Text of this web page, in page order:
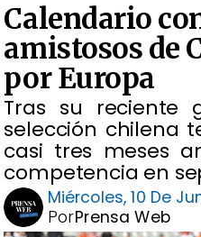
Calendario
amistosos de
por Europa
Tras su reciente
selección chilena
casi tres meses
competencia en
Miércoles, 10 De
Prensa Web
Por